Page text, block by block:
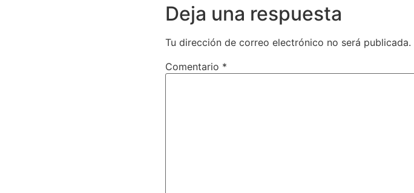
Deja una respuesta
Tu dirección de correo electrónico no será publicada.
Comentario *